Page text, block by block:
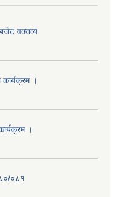
वक्तव्य
।
।
०८१